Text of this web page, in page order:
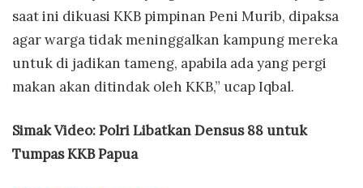
saat ini dikuasi KKB pimpinan Peni Murib, dipaksa
agar warga tidak meninggalkan kampung mereka
untuk di jadikan tameng, apabila ada yang pergi
makan akan ditindak oleh KKB,” ucap Iqbal.
Simak Video: Polri Libatkan Densus 88 untuk
Tumpas KKB Papua